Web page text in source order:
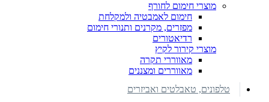
מוצרי חימום לחורף
חימום לאמבטיה ולמקלחת
מפזרים, מקרנים ותנורי חימום
רדיאטורים
מוצרי קירור לקיץ
מאווררי תקרה
מאווררים ומצננים
טלפונים, טאבלטים ואביזרים